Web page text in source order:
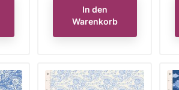
In den
Warenkorb